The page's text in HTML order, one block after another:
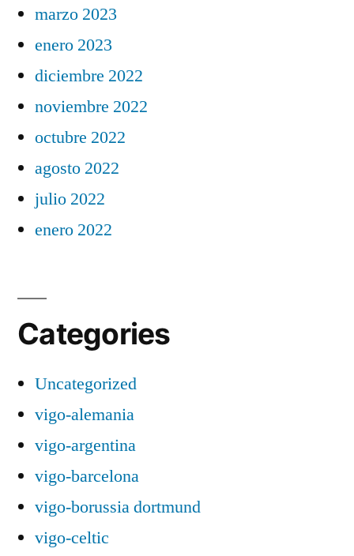
marzo 2023
enero 2023
diciembre 2022
noviembre 2022
octubre 2022
agosto 2022
julio 2022
enero 2022
Categories
Uncategorized
vigo-alemania
vigo-argentina
vigo-barcelona
vigo-borussia dortmund
vigo-celtic